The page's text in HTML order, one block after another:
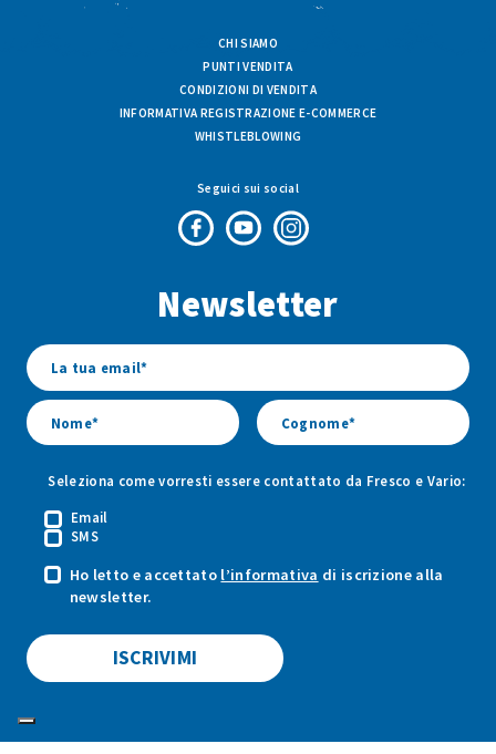
CHI SIAMO
PUNTI VENDITA
CONDIZIONI DI VENDITA
INFORMATIVA REGISTRAZIONE E-COMMERCE
WHISTLEBLOWING
Seguici sui social
di
di
di
Newsletter
Seleziona come vorresti essere contattato da Fresco e Vario:
Email
SMS
Ho letto e accettato l’informativa di iscrizione alla
newsletter.